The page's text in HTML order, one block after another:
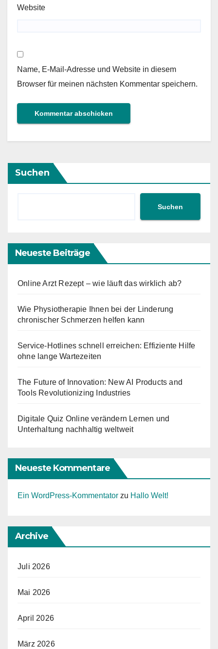
Website
Name, E-Mail-Adresse und Website in diesem
Browser für meinen nächsten Kommentar speichern.
Suchen
Suchen
Neueste Beiträge
Online Arzt Rezept – wie läuft das wirklich ab?
Wie Physiotherapie Ihnen bei der Linderung
chronischer Schmerzen helfen kann
Service-Hotlines schnell erreichen: Effiziente Hilfe
ohne lange Wartezeiten
The Future of Innovation: New AI Products and
Tools Revolutionizing Industries
Digitale Quiz Online verändern Lernen und
Unterhaltung nachhaltig weltweit
Neueste Kommentare
Ein WordPress-Kommentator zu Hallo Welt!
Archive
Juli 2026
Mai 2026
April 2026
März 2026